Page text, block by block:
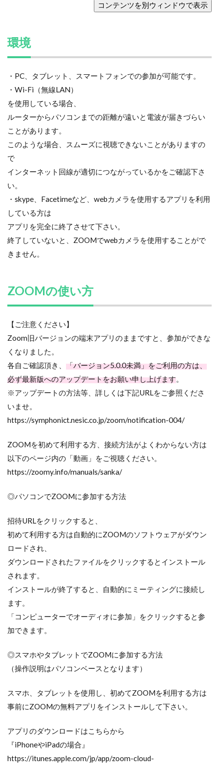
環境
・PC、タブレット、スマートフォンでの参加が可能です。
・Wi-Fi（無線LAN）
を使用している場合、
ルーターからパソコンまでの距離が遠いと電波が届きづらい
ことがあります。
このような場合、スムーズに視聴できないことがありますの
で
インターネット回線が適切につながっているかをご確認下さ
い。
・skype、Facetimeなど、webカメラを使用するアプリを利用
している方は
アプリを完全に終了させて下さい。
終了していないと、ZOOMでwebカメラを使用することがで
きません。
ZOOMの使い方
【ご注意ください】
Zoom旧バージョンの端末アプリのままですと、参加ができな
くなりました。
各自ご確認頂き、 「バージョン5.0.0未満」をご利用の方は、
必ず最新版へのアップデートをお願い申し上げます。
※アップデートの方法等、詳しくは下記URLをご参照くださ
いませ。
https://symphonict.nesic.co.jp/zoom/notification-004/
ZOOMを初めて利用する方、接続方法がよくわからない方は
以下のページ内の「動画」をご視聴ください。
https://zoomy.info/manuals/sanka/
◎パソコンでZOOMに参加する方法
招待URLをクリックすると、
初めて利用する方は自動的にZOOMのソフトウェアがダウン
ロードされ、
ダウンロードされたファイルをクリックするとインストール
されます。
インストールが終了すると、自動的にミーティングに接続し
ます。
「コンピューターでオーディオに参加」をクリックすると参
加できます。
◎スマホやタブレットでZOOMに参加する方法
（操作説明はパソコンベースとなります）
スマホ、タブレットを使用し、初めてZOOMを利用する方は
事前にZOOMの無料アプリをインストールして下さい。
アプリのダウンロードはこちらから
『iPhoneやiPadの場合』
https://itunes.apple.com/jp/app/zoom-cloud-